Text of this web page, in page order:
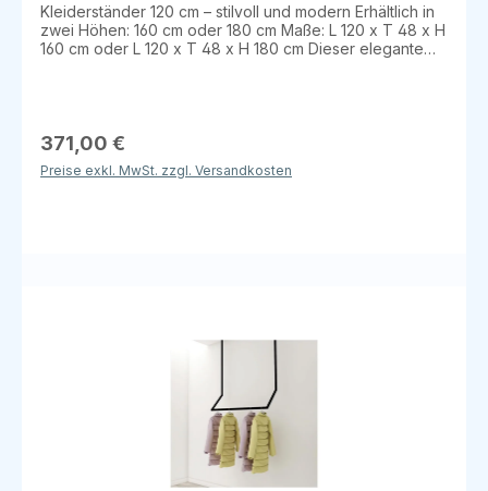
Kleiderständer 120 cm – stilvoll und modern Erhältlich in
zwei Höhen: 160 cm oder 180 cm Maße: L 120 x T 48 x H
160 cm oder L 120 x T 48 x H 180 cm Dieser elegante
lackiertes Metall Betonstein-Melamin /
Champagnerfarben lackiertes Metall Perfekt für eine
moderne und stilvolle Präsentation von Kleidung.
371,00 €
Preise exkl. MwSt. zzgl. Versandkosten